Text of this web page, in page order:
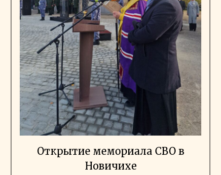
Открытие мемориала СВО в
Новичихе